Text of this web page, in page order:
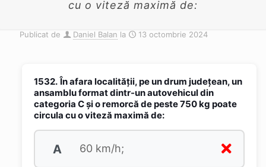
cu o viteză maximă de:
Publicat de Daniel Balan la 13 octombrie 2024
1532. În afara localităţii, pe un drum judeţean, un
ansamblu format dintr-un autovehicul din
categoria C şi o remorcă de peste 750 kg poate
circula cu o viteză maximă de:
A 60 km/h;